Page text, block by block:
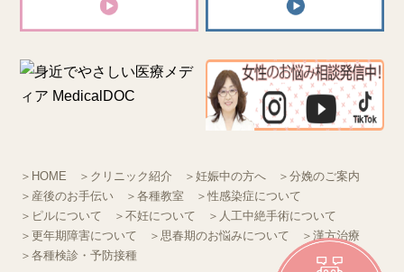
＞HOME ＞クリニック紹介 ＞妊娠中の方へ
＞分娩のご案内
＞産後のお手伝い
＞各種教室
＞性感染症について
＞ピルについて
＞不妊について
＞人工中絶手術について
＞更年期障害について
＞思春期のお悩みについて
＞漢方治療
＞各種検診・予防接種